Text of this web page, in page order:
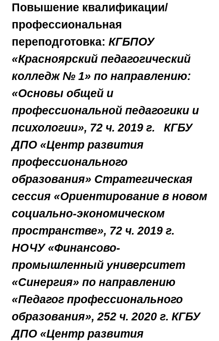
Повышение квалификации/
профессиональная
переподготовка: КГБПОУ
«Красноярский педагогический
колледж № 1» по направлению:
«Основы общей и
профессиональной педагогики и
психологии», 72 ч. 2019 г. КГБУ
ДПО «Центр развития
профессионального
образования» Стратегическая
сессия «Ориентирование в новом
социально-экономическом
пространстве», 72 ч. 2019 г.
НОЧУ «Финансово-
промышленный университет
«Синергия» по направлению
«Педагог профессионального
образования», 252 ч. 2020 г. КГБУ
ДПО «Центр развития